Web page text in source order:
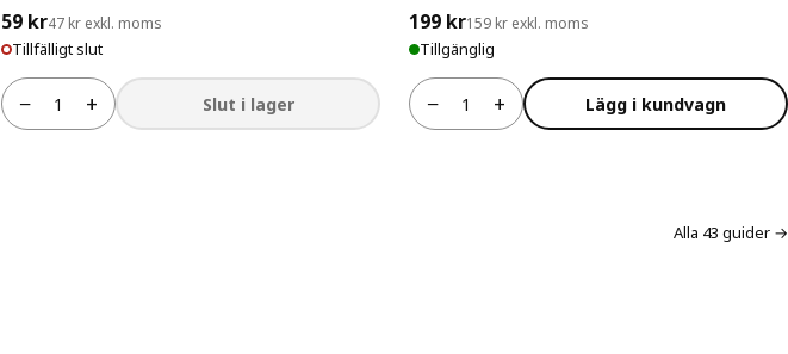
59 kr47 kr exkl. moms
Tillfälligt slut
−
Antal + Slut i lager
199 kr159 kr exkl. moms
Tillgänglig
−
Antal + Lägg i kundvagn
Alla 43 guider →